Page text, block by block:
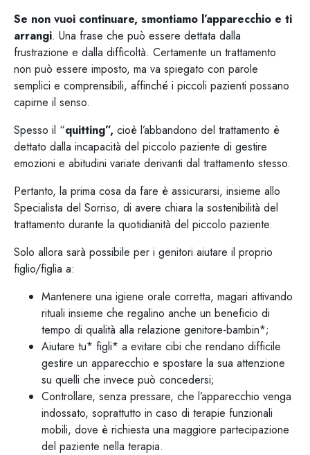
Se non vuoi continuare, smontiamo l’apparecchio e ti
arrangi. Una frase che può essere dettata dalla
frustrazione e dalla difficoltà. Certamente un trattamento
non può essere imposto, ma va spiegato con parole
semplici e comprensibili, affinché i piccoli pazienti possano
capirne il senso.
Spesso il “quitting”, cioè l’abbandono del trattamento è
dettato dalla incapacità del piccolo paziente di gestire
emozioni e abitudini variate derivanti dal trattamento stesso.
Pertanto, la prima cosa da fare è assicurarsi, insieme allo
Specialista del Sorriso, di avere chiara la sostenibilità del
trattamento durante la quotidianità del piccolo paziente.
Solo allora sarà possibile per i genitori aiutare il proprio
figlio/figlia a:
Mantenere una igiene orale corretta, magari attivando
rituali insieme che regalino anche un beneficio di
tempo di qualità alla relazione genitore-bambin*;
Aiutare tu* figli* a evitare cibi che rendano difficile
gestire un apparecchio e spostare la sua attenzione
su quelli che invece può concedersi;
Controllare, senza pressare, che l’apparecchio venga
indossato, soprattutto in caso di terapie funzionali
mobili, dove è richiesta una maggiore partecipazione
del paziente nella terapia.